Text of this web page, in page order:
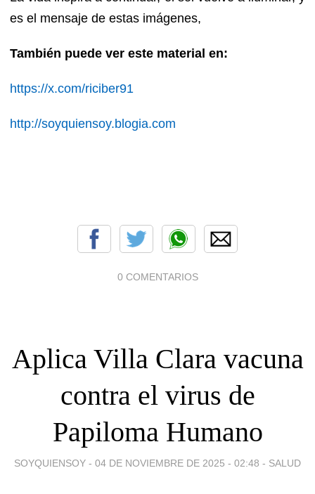
es el mensaje de estas imágenes,
También puede ver este material en:
https://x.com/riciber91
http://soyquiensoy.blogia.com
0 COMENTARIOS
Aplica Villa Clara vacuna
contra el virus de
Papiloma Humano
SOYQUIENSOY - 04 DE NOVIEMBRE DE 2025 - 02:48 - SALUD